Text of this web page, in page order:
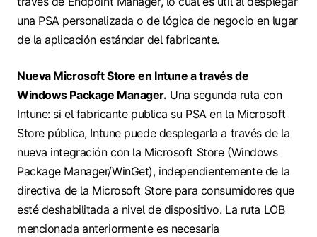
una PSA personalizada o de lógica de negocio en lugar
de la aplicación estándar del fabricante.
Nueva Microsoft Store en Intune a través de
Windows Package Manager. Una segunda ruta con
Intune: si el fabricante publica su PSA en la Microsoft
Store pública, Intune puede desplegarla a través de la
nueva integración con la Microsoft Store (Windows
Package Manager/WinGet), independientemente de la
directiva de la Microsoft Store para consumidores que
esté deshabilitada a nivel de dispositivo. La ruta LOB
mencionada anteriormente es necesaria